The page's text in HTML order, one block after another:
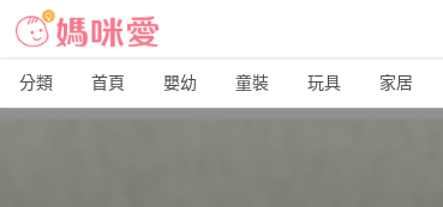
分類 首頁 嬰幼 童裝 玩具 家居